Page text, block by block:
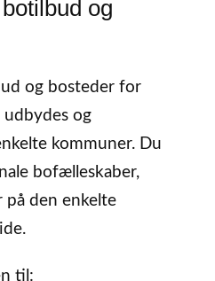
og
og bosteder for
og
kommuner. Du
bofælleskaber,
på den enkelte
til: